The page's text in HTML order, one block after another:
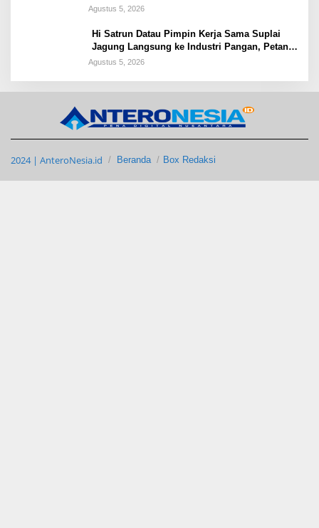
Kita Tidak Punya Bank Data
Agustus 5, 2026
Hi Satrun Datau Pimpin Kerja Sama Suplai
Jagung Langsung ke Industri Pangan, Petani
Dapat Jaminan Pasar
Agustus 5, 2026
2024 | AnteroNesia.id Beranda Box Redaksi